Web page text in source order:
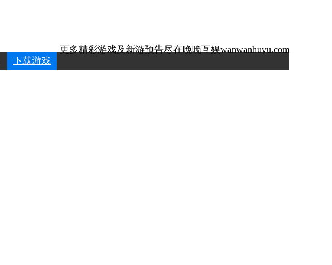
更多精彩游戏及新游预告尽在晚晚互娱wanwanhuyu.com
下载游戏